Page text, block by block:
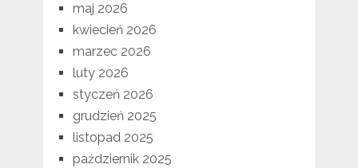
maj 2026
kwiecień 2026
marzec 2026
luty 2026
styczeń 2026
grudzień 2025
listopad 2025
październik 2025